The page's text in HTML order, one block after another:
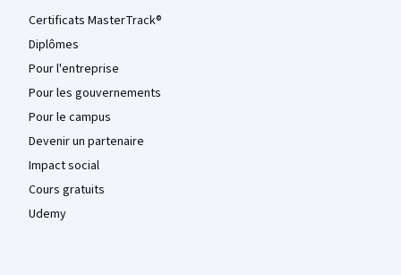
Certificats MasterTrack®
Diplômes
Pour l'entreprise
Pour les gouvernements
Pour le campus
Devenir un partenaire
Impact social
Cours gratuits
Udemy